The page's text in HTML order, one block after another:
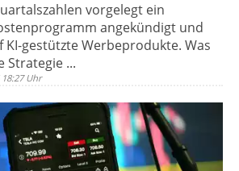
vorgelegt ein
angekündigt und
gestützte Werbeprodukte. Was
Strategie ...
Uhr